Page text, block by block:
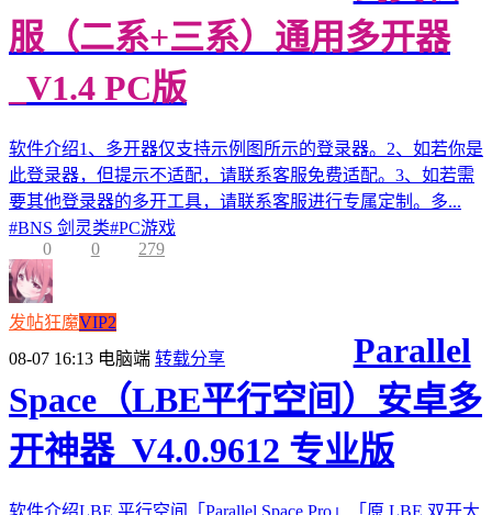
服（二系+三系）通用多开器
_V1.4 PC版
软件介绍1、多开器仅支持示例图所示的登录器。2、如若你是
此登录器，但提示不适配，请联系客服免费适配。3、如若需
要其他登录器的多开工具，请联系客服进行专属定制。多...
#BNS 剑灵类#PC游戏
0
0 279
发帖狂魔VIP2
08-07 16:13 电脑端 转载分享
Parallel
Space（LBE平行空间）安卓多
开神器_V4.0.9612 专业版
软件介绍LBE 平行空间「Parallel Space Pro」「原 LBE 双开大